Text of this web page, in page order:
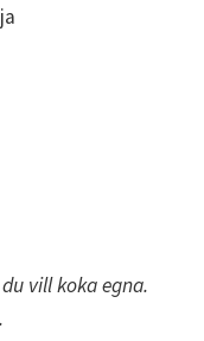
vill koka egna.